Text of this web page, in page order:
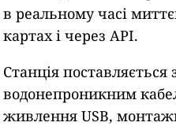
в реальному часі
картах і через API.
Станція
водонепроникним
живлення USB,